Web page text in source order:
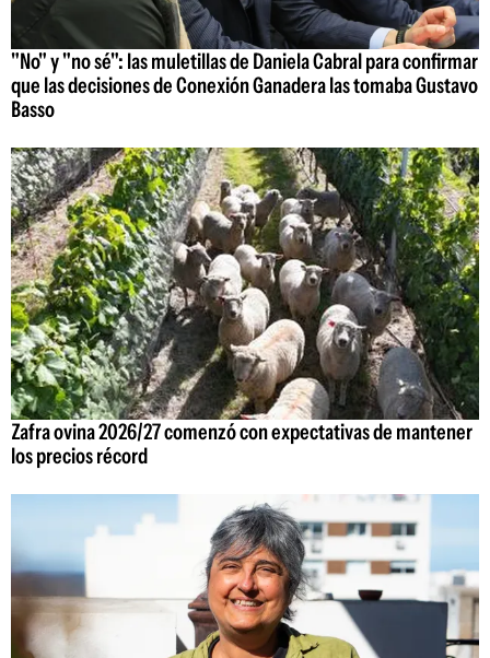
"No" y "no sé": las muletillas de Daniela Cabral para confirmar
que las decisiones de Conexión Ganadera las tomaba Gustavo
Basso
Zafra ovina 2026/27 comenzó con expectativas de mantener
los precios récord